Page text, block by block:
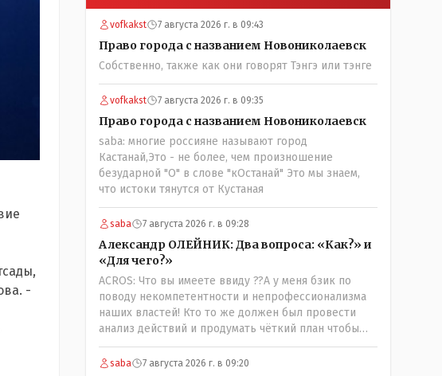
-
vofkakst 7 августа 2026 г. в 09:43
Право города с названием Новониколаевск
Собственно, также как они говорят Тэнгэ или тэнге
vofkakst 7 августа 2026 г. в 09:35
Право города с названием Новониколаевск
saba: многие россияне называют город
Кастанай,Это - не более, чем произношение
безударной "О" в слове "кОстанай" Это мы знаем,
что истоки тянутся от Кустаная
saba 7 августа 2026 г. в 09:28
Александр ОЛЕЙНИК: Два вопроса: «Как?» и
«Для чего?»
ACROS: Что вы имеете ввиду ??А у меня бзик по
поводу некомпетентности и непрофессионализма
наших властей! Кто то же должен был провести
анализ действий и продумать чёткий план чтобы
комар носа не подточил! Но тут явно спешили, а в
аналитическом центре либо кто то из
saba 7 августа 2026 г. в 09:20